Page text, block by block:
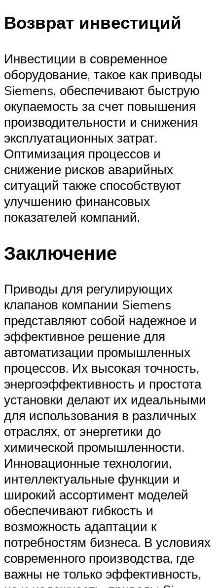
Возврат инвестиций
Инвестиции в современное
оборудование, такое как приводы
Siemens, обеспечивают быструю
окупаемость за счет повышения
производительности и снижения
эксплуатационных затрат.
Оптимизация процессов и
снижение рисков аварийных
ситуаций также способствуют
улучшению финансовых
показателей компаний.
Заключение
Приводы для регулирующих
клапанов компании Siemens
представляют собой надежное и
эффективное решение для
автоматизации промышленных
процессов. Их высокая точность,
энергоэффективность и простота
установки делают их идеальными
для использования в различных
отраслях, от энергетики до
химической промышленности.
Инновационные технологии,
интеллектуальные функции и
широкий ассортимент моделей
обеспечивают гибкость и
возможность адаптации к
потребностям бизнеса. В условиях
современного производства, где
важны не только эффективность,